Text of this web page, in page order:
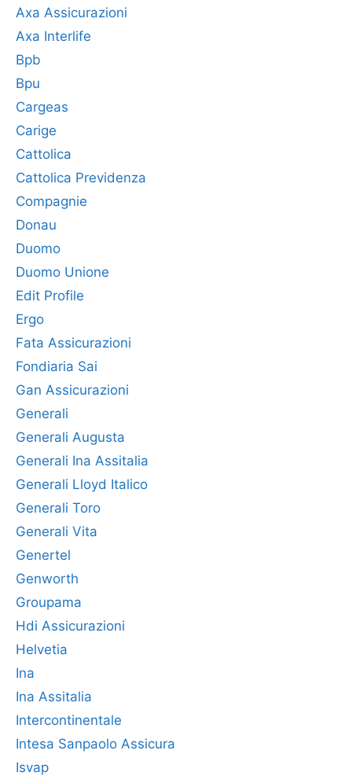
Axa Assicurazioni
Axa Interlife
Bpb
Bpu
Cargeas
Carige
Cattolica
Cattolica Previdenza
Compagnie
Donau
Duomo
Duomo Unione
Edit Profile
Ergo
Fata Assicurazioni
Fondiaria Sai
Gan Assicurazioni
Generali
Generali Augusta
Generali Ina Assitalia
Generali Lloyd Italico
Generali Toro
Generali Vita
Genertel
Genworth
Groupama
Hdi Assicurazioni
Helvetia
Ina
Ina Assitalia
Intercontinentale
Intesa Sanpaolo Assicura
Isvap